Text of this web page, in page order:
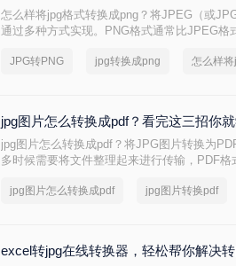
怎么样将jpg格式转换成png？​将JPEG（或
通过多种方式实现。PNG格式通常比JPEG格
方法可以帮助您完成这一操作：
JPG转PNG jpg转换成png 怎么样
jpg图片怎么转换成pdf？看完这三招你就
jpg图片怎么转换成pdf？将JPG图片转换为
多时候需要将文件整理起来进行传输，PDF
三种将JPG转换为PDF的方法。
jpg图片怎么转换成pdf jpg图片转换pdf
excel转jpg在线转换器，轻松帮你解决